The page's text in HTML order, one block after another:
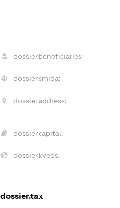
dossier.beneficiaries:
dossier.smida:
dossier.address:
dossier.capital:
dossier.kveds:
dossier.tax